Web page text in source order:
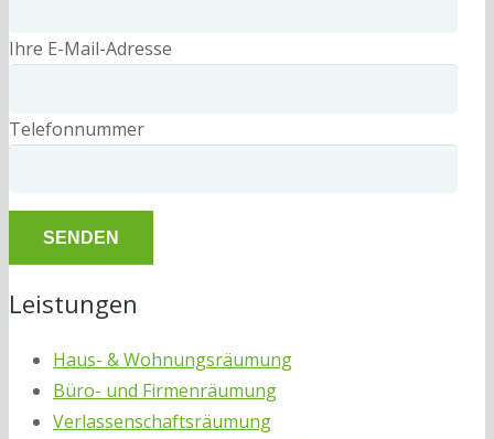
Ihre E-Mail-Adresse
Telefonnummer
Leistungen
Haus- & Wohnungsräumung
Büro- und Firmenräumung
Verlassenschaftsräumung